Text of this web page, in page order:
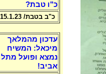
כ"ו טבת?
כ"ב בטבת/ 15.1.23
עדכון מהמלאך
מיכאל: המשיח
נמצא ופועל מתל
אביב!